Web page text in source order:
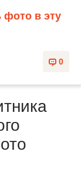
фото в эту
0